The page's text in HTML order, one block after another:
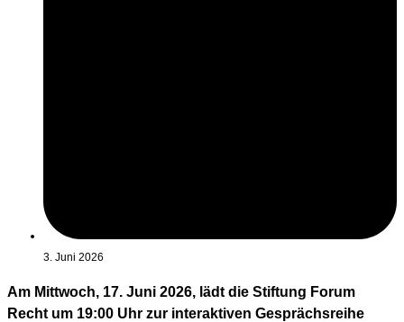
3. Juni 2026
Am Mittwoch, 17. Juni 2026, lädt die Stiftung Forum
Recht um 19:00 Uhr zur interaktiven Gesprächsreihe